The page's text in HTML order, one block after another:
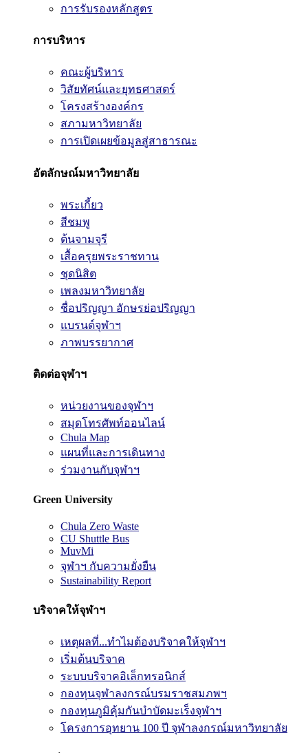
การรับรองหลักสูตร
การบริหาร
คณะผู้บริหาร
วิสัยทัศน์และยุทธศาสตร์
โครงสร้างองค์กร
สภามหาวิทยาลัย
การเปิดเผยข้อมูลสู่สาธารณะ
อัตลักษณ์มหาวิทยาลัย
พระเกี้ยว
สีชมพู
ต้นจามจุรี
เสื้อครุยพระราชทาน
ชุดนิสิต
เพลงมหาวิทยาลัย
ชื่อปริญญา อักษรย่อปริญญา
แบรนด์จุฬาฯ
ภาพบรรยากาศ
ติดต่อจุฬาฯ
หน่วยงานของจุฬาฯ
สมุดโทรศัพท์ออนไลน์
Chula Map
แผนที่และการเดินทาง
ร่วมงานกับจุฬาฯ
Green University
Chula Zero Waste
CU Shuttle Bus
MuvMi
จุฬาฯ กับความยั่งยืน
Sustainability Report
บริจาคให้จุฬาฯ
เหตุผลที่...ทำไมต้องบริจาคให้จุฬาฯ
เริ่มต้นบริจาค
ระบบบริจาคอิเล็กทรอนิกส์
กองทุนจุฬาลงกรณ์บรมราชสมภพฯ
กองทุนภูมิคุ้มกันบำบัดมะเร็งจุฬาฯ
โครงการอุทยาน 100 ปี จุฬาลงกรณ์มหาวิทยาลัย